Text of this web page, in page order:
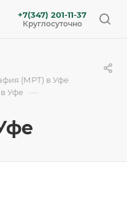
+7(347) 201-11-37
Круглосуточно
(МРТ) в Уфе
Уфе —